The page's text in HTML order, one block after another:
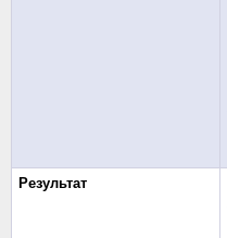
Результат